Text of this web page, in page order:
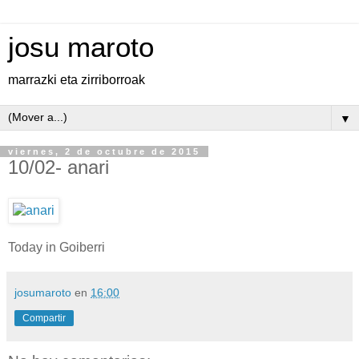
josu maroto
marrazki eta zirriborroak
▼
viernes, 2 de octubre de 2015
10/02- anari
Today in Goiberri
josumaroto en 16:00
Compartir